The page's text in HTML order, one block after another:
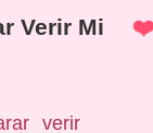
Verir Mi
verir